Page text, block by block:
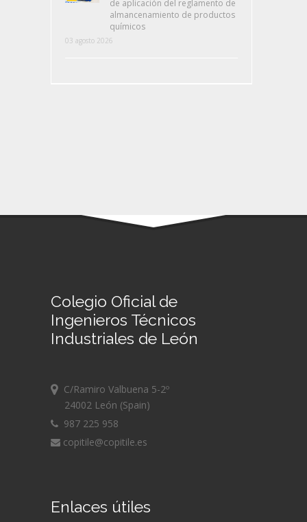
de aplicación del reglamento de
almancenamiento de productos
químicos
03 agosto 2026
Colegio Oficial de
Ingenieros Técnicos
Industriales de León
C/Ramiro Valbuena 5-2º
24002 León (Spain)
987 225 958
copitile@copitile.es
Enlaces útiles